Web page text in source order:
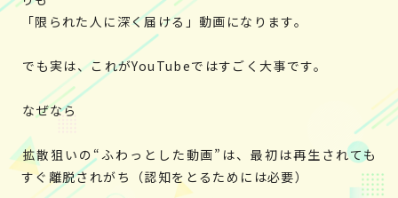
「限られた人に深く届ける」動画になります。
でも実は、これがYouTubeではすごく大事です。
なぜなら
拡散狙いの“ふわっとした動画”は、最初は再生されても
すぐ離脱されがち（認知をとるためには必要）